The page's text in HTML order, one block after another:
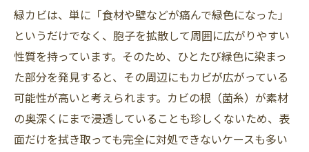
緑カビは、単に「食材や壁などが痛んで緑色になった」
というだけでなく、胞子を拡散して周囲に広がりやすい
性質を持っています。そのため、ひとたび緑色に染まっ
た部分を発見すると、その周辺にもカビが広がっている
可能性が高いと考えられます。カビの根（菌糸）が素材
の奥深くにまで浸透していることも珍しくないため、表
面だけを拭き取っても完全に対処できないケースも多い